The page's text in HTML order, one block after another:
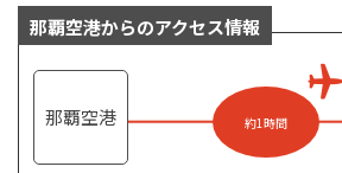
那覇空港からのアクセス情報
那覇空港 約1時間